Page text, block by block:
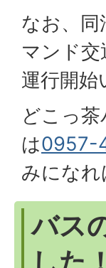
なお、同
マンド
運行開
どこっ
は0957-
みになれ
バス